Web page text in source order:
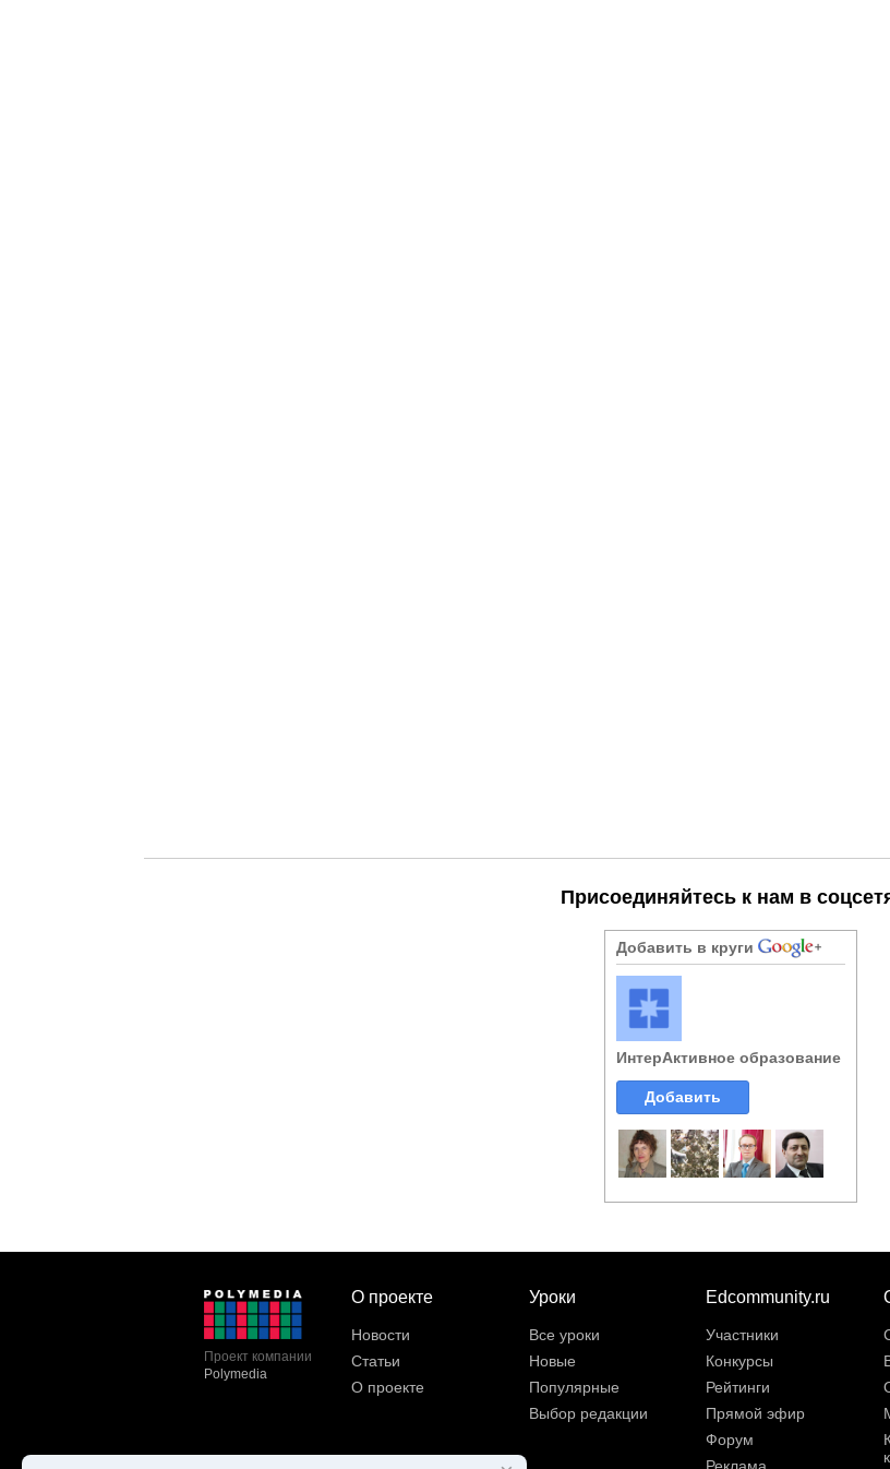
Присоединяйтесь к нам в
Добавить в круги
ИнтерАктивное образование
Добавить
Проект компании
Polymedia
О проекте
Новости
Статьи
О проекте
Уроки
Все уроки
Новые
Популярные
Выбор редакции
Edcommunity.ru
Участники
Конкурсы
Рейтинги
Прямой эфир
Форум
Реклама